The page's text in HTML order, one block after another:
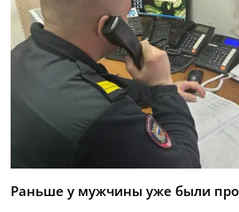
Раньше у мужчины уже были